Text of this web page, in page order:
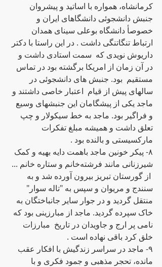
کرمانشاه، همواره‌ با اساتید و پیشروان
جنبش دانشجوئی دانشگاهای ایران و
خصوصأ دانشگاه‌ بوعلی سینای همدان
ارتباط تنگاتنگی داشت . در این راستا با دکتر
داریوش نویدی که  سمت استادی داشت ‌و
در آن زمان از امریکا برگشته‌ بود در تماس
مستقیم  بود. جنبش های دانشجوئی در
سالهای پیش از قیام  اعتبار خاصی داشتند و
ماجد یکی از پیشگامان این جنبشهای وسیع
و فراگیر بود. ماجد به‌ خط سیکولار و چپ
تعلق داشت و همیشه مبلغ تفکرات
مارکسیستی و بالنده‌ بود .
٨- پیکر خونین ماجد باهمت دایه‌ بهیه‌ و کمک
شیرزنانی مانند فرشته‌خانم و ستارە خانم ...
سنندج و مریوان و سپس به‌ "تاله‌ سوار"
نامی پر ارج و جاویدان در تاریخ  مبارزات
خلق کرد باقی نهاده‌ است .
٩- ماجد در سراسر زندگیش با افکار عقب
مانده، تحجر مذهبی و جمود فکری و با